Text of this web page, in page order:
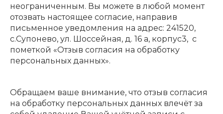
неограниченным. Вы можете в любой момент
отозвать настоящее согласие, направив
письменное уведомления на адрес: 241520,
с.Супонево, ул. Шоссейная, д. 16 а, корпус3, с
пометкой «Отзыв согласия на обработку
персональных данных».
Обращаем ваше внимание, что отзыв согласия
на обработку персональных данных влечёт за